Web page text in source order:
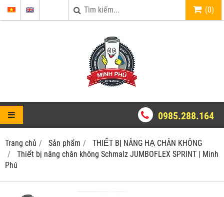
(0)
0985.288.164
Trang chủ Sản phẩm
THIẾT BỊ NÂNG HẠ CHÂN KHÔNG
Thiết bị nâng chân không Schmalz JUMBOFLEX SPRINT | Minh
Phú